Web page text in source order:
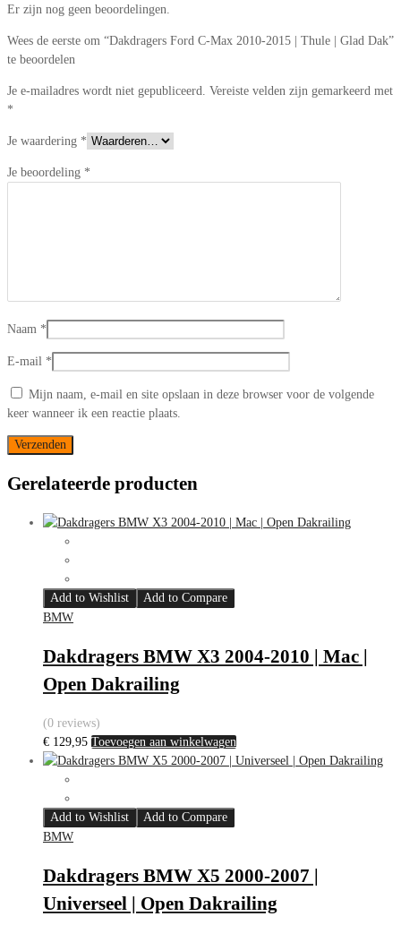
Er zijn nog geen beoordelingen.
Wees de eerste om “Dakdragers Ford C-Max 2010-2015 | Thule | Glad Dak”
te beoordelen
Je e-mailadres wordt niet gepubliceerd. Vereiste velden zijn gemarkeerd met
*
Je waardering *
Je beoordeling *
Naam *
E-mail *
Mijn naam, e-mail en site opslaan in deze browser voor de volgende
keer wanneer ik een reactie plaats.
Gerelateerde producten
Add to Wishlist
Add to Compare
BMW
Dakdragers BMW X3 2004-2010 | Mac |
Open Dakrailing
(0 reviews)
€ 129,95 Toevoegen aan winkelwagen
Add to Wishlist
Add to Compare
BMW
Dakdragers BMW X5 2000-2007 |
Universeel | Open Dakrailing